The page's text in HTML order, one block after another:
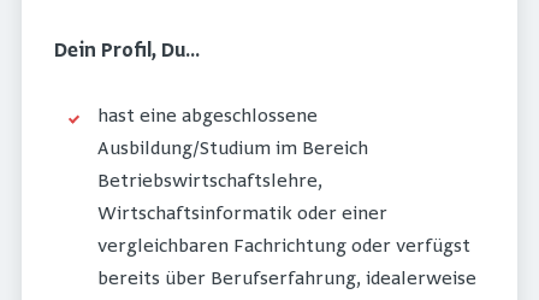
Dein Profil, Du...
hast eine abgeschlossene
Ausbildung/Studium im Bereich
Betriebswirtschaftslehre,
Wirtschaftsinformatik oder einer
vergleichbaren Fachrichtung oder verfügst
bereits über Berufserfahrung, idealerweise